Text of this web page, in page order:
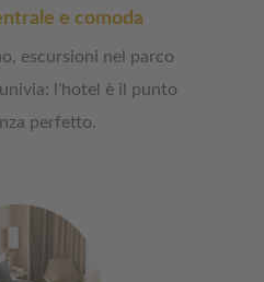
e comoda
escursioni nel parco
l'hotel è il punto
perfetto.